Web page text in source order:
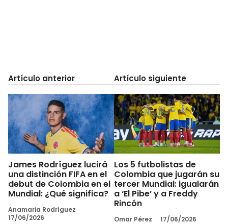
Artículo anterior
James Rodríguez lucirá
una distinción FIFA en el
debut de Colombia en el
Mundial: ¿Qué significa?
Anamaria Rodríguez
17/06/2026
Artículo siguiente
Los 5 futbolistas de
Colombia que jugarán su
tercer Mundial: igualarán
a ‘El Pibe’ y a Freddy
Rincón
Omar Pérez 17/06/2026